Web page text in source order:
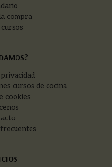
compra
cursos de cocina
cookies